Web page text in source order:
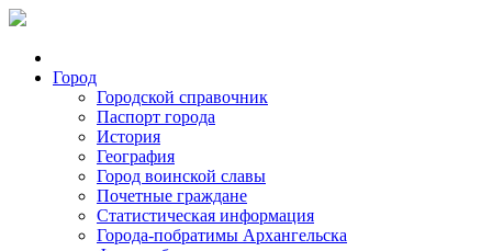
Город
Городской справочник
Паспорт города
История
География
Город воинской славы
Почетные граждане
Статистическая информация
Города-побратимы Архангельска